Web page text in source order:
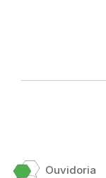
Ouvidoria